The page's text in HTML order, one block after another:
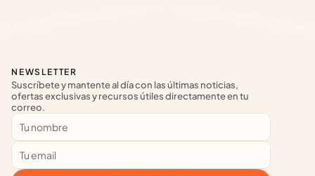
NEWSLETTER
Suscríbete y mantente al día con las últimas noticias,
ofertas exclusivas y recursos útiles directamente en tu
correo.